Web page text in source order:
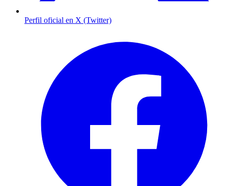
Perfil oficial en X (Twitter)